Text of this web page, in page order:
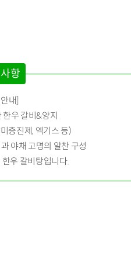
항
내]
우 갈비&양지
증진제, 엑기스 등)
야채 고명의 알찬 구성
우 갈비탕입니다.